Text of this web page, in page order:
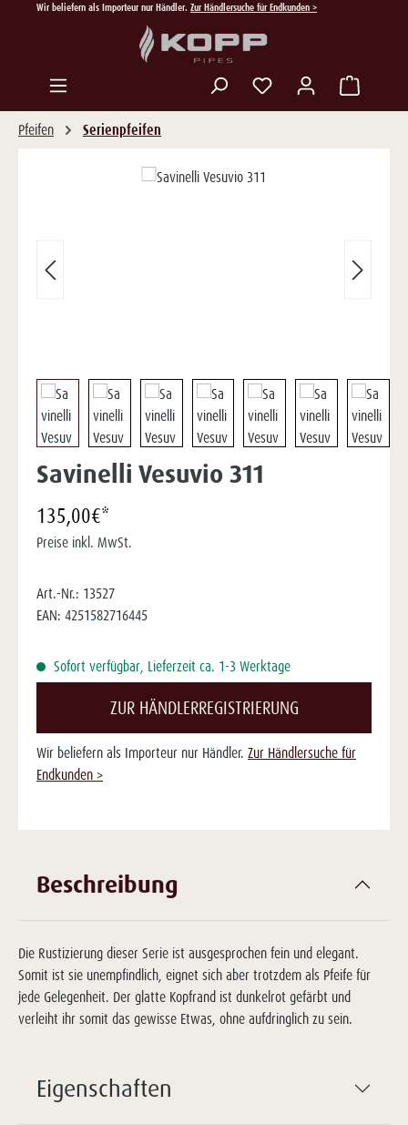
Zum Hauptinhalt springen
Wir beliefern als Importeur nur Händler. Zur Händlersuche für Endkunden >
Du hast 0 Produkte
Pfeifen Serienpfeifen
Bildergalerie überspringen
Savinelli Vesuvio 311
135,00€*
Preise inkl. MwSt.
Art.-Nr.: 13527
EAN: 4251582716445
Sofort verfügbar, Lieferzeit ca. 1-3 Werktage
ZUR HÄNDLERREGISTRIERUNG
Wir beliefern als Importeur nur Händler. Zur Händlersuche für
Endkunden >
Beschreibung
Die Rustizierung dieser Serie ist ausgesprochen fein und elegant.
Somit ist sie unempfindlich, eignet sich aber trotzdem als Pfeife für
jede Gelegenheit. Der glatte Kopfrand ist dunkelrot gefärbt und
verleiht ihr somit das gewisse Etwas, ohne aufdringlich zu sein.
Eigenschaften